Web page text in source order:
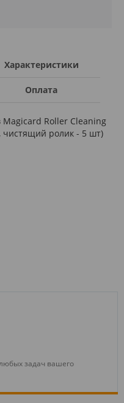
Характеристики
Оплата
Magicard Roller Cleaning
чистящий ролик - 5 шт)
задач вашего